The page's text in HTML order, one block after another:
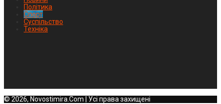
Політика
Спорт
Суспільство
Техніка
© 2026, Novostimira.Com | Усі права захищені